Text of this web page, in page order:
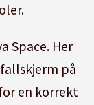
Space. Her
på
en korrekt